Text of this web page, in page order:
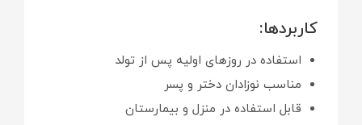
کاربردها:
استفاده در روزهای اولیه پس از تولد
مناسب نوزادان دختر و پسر
قابل استفاده در منزل و بیمارستان